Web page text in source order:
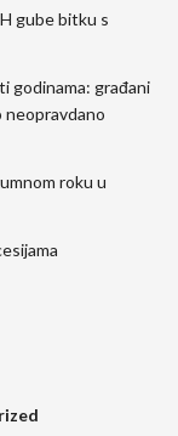
gube bitku s
godinama: građani
neopravdano
roku u